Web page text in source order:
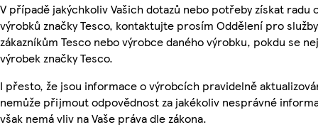
V případě jakýchkoliv Vašich dotazů nebo potřeby získat radu
výrobků značky Tesco, kontaktujte prosím Oddělení pro služby
zákazníkům Tesco nebo výrobce daného výrobku, pokdu se
výrobek značky Tesco.
I přesto, že jsou informace o výrobcích pravidelně
nemůže přijmout odpovědnost za jakékoliv nesprávné
však nemá vliv na Vaše práva dle zákona.